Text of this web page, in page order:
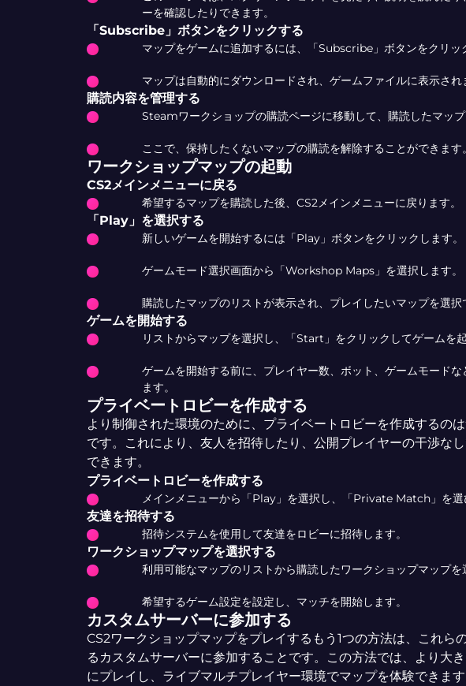
ーを確認したりできます。
「Subscribe」ボタンをクリックする
マップをゲームに追加するには、「Subscribe」ボタンをクリッ
マップは自動的にダウンロードされ、ゲームファイルに表示され
購読内容を管理する
Steamワークショップの購読ページに移動して、購読したマップ
ここで、保持したくないマップの購読を解除することができます
ワークショップマップの起動
CS2メインメニューに戻る
希望するマップを購読した後、CS2メインメニューに戻ります。
「Play」を選択する
新しいゲームを開始するには「Play」ボタンをクリックします。
ゲームモード選択画面から「Workshop Maps」を選択します。
購読したマップのリストが表示され、プレイしたいマップを選択
ゲームを開始する
リストからマップを選択し、「Start」をクリックしてゲームを起
ゲームを開始する前に、プレイヤー数、ボット、ゲームモードな
ます。
プライベートロビーを作成する
より制御された環境のために、プライベートロビーを作成するの
です。これにより、友人を招待したり、公開プレイヤーの干渉な
できます。
プライベートロビーを作成する
メインメニューから「Play」を選択し、「Private Match」を選
友達を招待する
招待システムを使用して友達をロビーに招待します。
ワークショップマップを選択する
利用可能なマップのリストから購読したワークショップマップを
希望するゲーム設定を設定し、マッチを開始します。
カスタムサーバーに参加する
CS2ワークショップマップをプレイするもう1つの方法は、これら
るカスタムサーバーに参加することです。この方法では、より大
にプレイし、ライブマルチプレイヤー環境でマップを体験できます